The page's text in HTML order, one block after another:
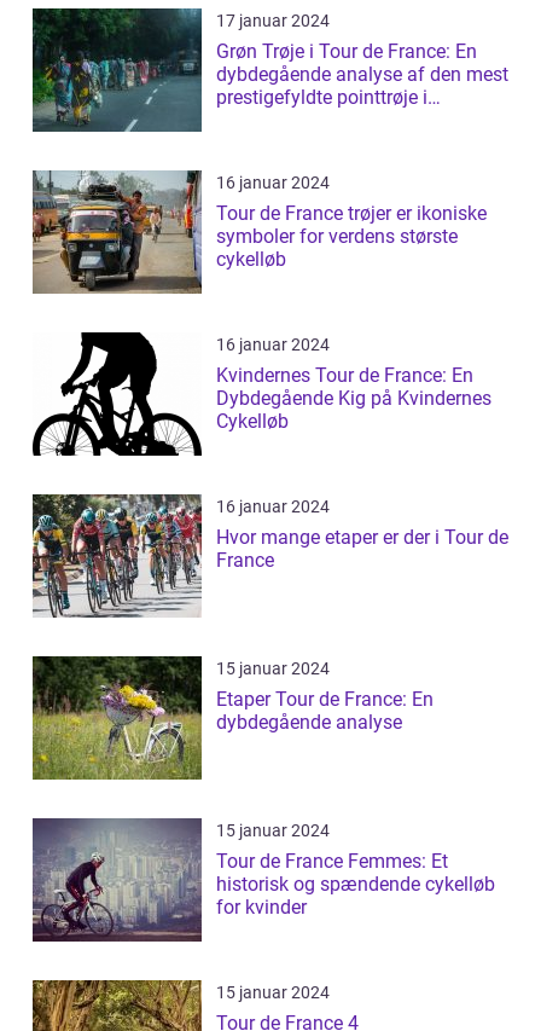
17 januar 2024
Grøn Trøje i Tour de France: En
dybdegående analyse af den mest
prestigefyldte pointtrøje i
16 januar 2024
Tour de France trøjer er ikoniske
symboler for verdens største
cykelløb
16 januar 2024
Kvindernes Tour de France: En
Dybdegående Kig på Kvindernes
Cykelløb
16 januar 2024
Hvor mange etaper er der i Tour de
France
15 januar 2024
Etaper Tour de France: En
dybdegående analyse
15 januar 2024
Tour de France Femmes: Et
historisk og spændende cykelløb
for kvinder
15 januar 2024
Tour de France 4